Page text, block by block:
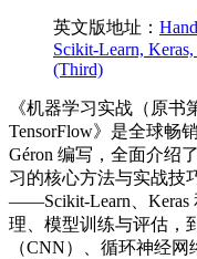
英文版地址：
Scikit-Learn,
(Third)
《机器学习实战（原书
TensorFlow》是全球畅
Géron 编写，全面介绍
习的核心方法与实战技
——Scikit-Learn、Keras
理、模型训练与评估，
（CNN）、循环神经